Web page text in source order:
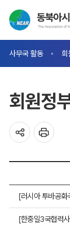
사무국 활동 회
회원정
[러시아 투바공화
[한중일3국협력